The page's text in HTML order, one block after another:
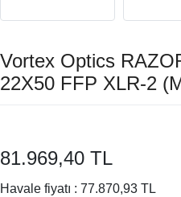
Vortex Optics
22X50 FFP XLR-2
81.969,40 TL
Havale fiyatı : 77.870,93 TL